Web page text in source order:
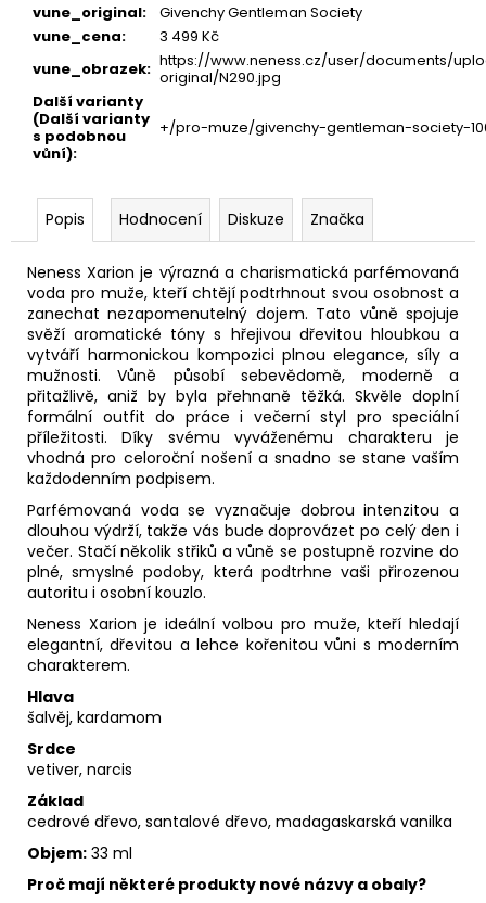
vune_original:
Givenchy Gentleman Society
vune_cena:
3 499 Kč
vune_obrazek: https://www.neness.cz/user/documents/
original/N290.jpg
Další varianty
(Další varianty
s podobnou
vůní):
+/pro-muze/givenchy-gentleman-society-
Popis Hodnocení Diskuze Značka
Neness Xarion je výrazná a charismatická parfémovaná
voda pro muže, kteří chtějí podtrhnout svou osobnost a
zanechat nezapomenutelný dojem. Tato vůně spojuje
svěží aromatické tóny s hřejivou dřevitou hloubkou a
vytváří harmonickou kompozici plnou elegance, síly a
mužnosti. Vůně působí sebevědomě, moderně a
přitažlivě, aniž by byla přehnaně těžká. Skvěle doplní
formální outfit do práce i večerní styl pro speciální
příležitosti. Díky svému vyváženému charakteru je
vhodná pro celoroční nošení a snadno se stane vaším
každodenním podpisem.
Parfémovaná voda se vyznačuje dobrou intenzitou a
dlouhou výdrží, takže vás bude doprovázet po celý den i
večer. Stačí několik střiků a vůně se postupně rozvine do
plné, smyslné podoby, která podtrhne vaši přirozenou
autoritu i osobní kouzlo.
Neness Xarion je ideální volbou pro muže, kteří hledají
elegantní, dřevitou a lehce kořenitou vůni s moderním
charakterem.
Hlava
šalvěj, kardamom
Srdce
vetiver, narcis
Základ
cedrové dřevo, santalové dřevo, madagaskarská vanilka
Objem: 33 ml
Proč mají některé produkty nové názvy a obaly?